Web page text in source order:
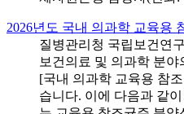
2026년도 국내 의과학 교육용
질병관리청 국립보건연
보건의료 및 의과학 분
[국내 의과학 교육용 참
습니다. 이에 다음과 같